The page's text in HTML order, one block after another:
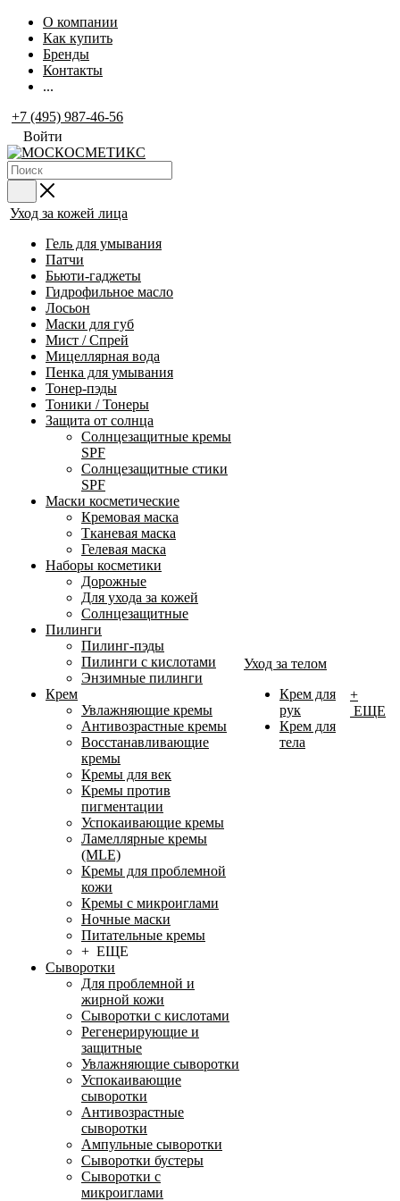
О компании
Как купить
Бренды
Контакты
...
+7 (495) 987-46-56
Войти
Уход за кожей лица
Гель для умывания
Патчи
Бьюти-гаджеты
Гидрофильное масло
Лосьон
Маски для губ
Мист / Спрей
Мицеллярная вода
Пенка для умывания
Тонер-пэды
Тоники / Тонеры
Защита от солнца
Солнцезащитные кремы
SPF
Солнцезащитные стики
SPF
Маски косметические
Кремовая маска
Тканевая маска
Гелевая маска
Наборы косметики
Дорожные
Для ухода за кожей
Солнцезащитные
Пилинги
Пилинг-пэды
Пилинги с кислотами
Энзимные пилинги
Крем
Увлажняющие кремы
Антивозрастные кремы
Восстанавливающие
кремы
Кремы для век
Кремы против
пигментации
Успокаивающие кремы
Ламеллярные кремы
(MLE)
Кремы для проблемной
кожи
Кремы с микроиглами
Ночные маски
Питательные кремы
+ ЕЩЕ
Сыворотки
Для проблемной и
жирной кожи
Сыворотки с кислотами
Регенерирующие и
защитные
Увлажняющие сыворотки
Успокаивающие
сыворотки
Антивозрастные
сыворотки
Ампульные сыворотки
Сыворотки бустеры
Сыворотки с
микроиглами
Уход за телом
Крем для
рук
Крем для
тела
+
ЕЩЕ